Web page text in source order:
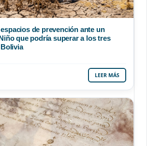
de prevención ante un
que podría superar a los tres
LEER MÁS